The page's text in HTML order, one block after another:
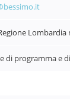
Lombardia
di programma e